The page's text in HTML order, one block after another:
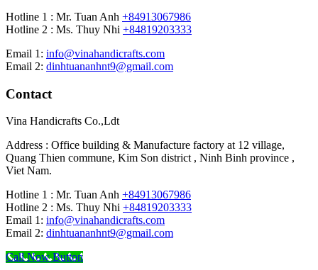
Hotline 1 : Mr. Tuan Anh +84913067986
Hotline 2 : Ms. Thuy Nhi +84819203333
Email 1: info@vinahandicrafts.com
Email 2: dinhtuananhnt9@gmail.com
Contact
Vina Handicrafts Co.,Ldt
Address : Office building & Manufacture factory at 12 village,
Quang Thien commune, Kim Son district , Ninh Binh province ,
Viet Nam.
Hotline 1 : Mr. Tuan Anh +84913067986
Hotline 2 : Ms. Thuy Nhi +84819203333
Email 1: info@vinahandicrafts.com
Email 2: dinhtuananhnt9@gmail.com
Call Now Button